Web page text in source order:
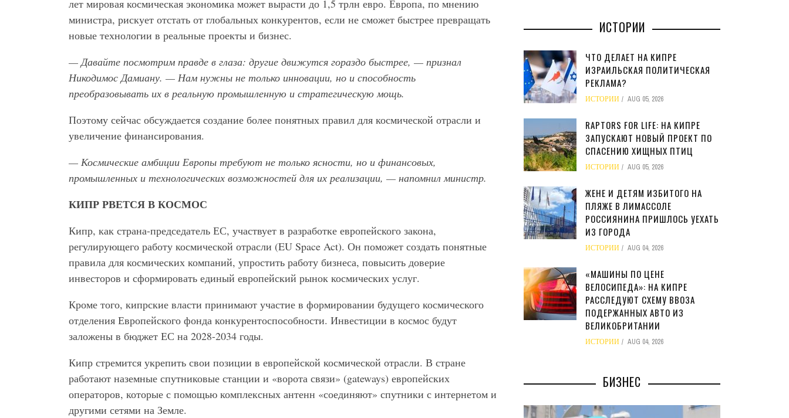
лет мировая космическая экономика может вырасти до 1,5 трлн евро. Европа, по мнению
министра, рискует отстать от глобальных конкурентов, если не сможет быстрее превращать
новые технологии в реальные проекты и бизнес.
— Давайте посмотрим правде в глаза: другие движутся гораздо быстрее, — признал
Никодимос Дамиану. — Нам нужны не только инновации, но и способность
преобразовывать их в реальную промышленную и стратегическую мощь.
Поэтому сейчас обсуждается создание более понятных правил для космической отрасли и
увеличение финансирования.
— Космические амбиции Европы требуют не только ясности, но и финансовых,
промышленных и технологических возможностей для их реализации, — напомнил министр.
КИПР РВЕТСЯ В КОСМОС
Кипр, как страна-председатель ЕС, участвует в разработке европейского закона,
регулирующего работу космической отрасли (EU Space Act). Он поможет создать понятные
правила для космических компаний, упростить работу бизнеса, повысить доверие
инвесторов и сформировать единый европейский рынок космических услуг.
Кроме того, кипрские власти принимают участие в формировании будущего космического
отделения Европейского фонда конкурентоспособности. Инвестиции в космос будут
заложены в бюджет ЕС на 2028-2034 годы.
Кипр стремится укрепить свои позиции в европейской космической отрасли. В стране
работают наземные спутниковые станции и «ворота связи» (gateways) европейских
операторов, которые с помощью комплексных антенн «соединяют» спутники с интернетом и
другими сетями на Земле.
ИСТОРИИ
ЧТО ДЕЛАЕТ НА КИПРЕ
ИЗРАИЛЬСКАЯ ПОЛИТИЧЕСКАЯ
РЕКЛАМА?
ИСТОРИИ AUG 05, 2026
RAPTORS FOR LIFE: НА КИПРЕ
ЗАПУСКАЮТ НОВЫЙ ПРОЕКТ ПО
СПАСЕНИЮ ХИЩНЫХ ПТИЦ
ИСТОРИИ AUG 05, 2026
ЖЕНЕ И ДЕТЯМ ИЗБИТОГО НА
ПЛЯЖЕ В ЛИМАССОЛЕ
РОССИЯНИНА ПРИШЛОСЬ УЕХАТЬ
ИЗ ГОРОДА
ИСТОРИИ AUG 04, 2026
«МАШИНЫ ПО ЦЕНЕ
ВЕЛОСИПЕДА»: НА КИПРЕ
РАССЛЕДУЮТ СХЕМУ ВВОЗА
ПОДЕРЖАННЫХ АВТО ИЗ
ВЕЛИКОБРИТАНИИ
ИСТОРИИ AUG 04, 2026
БИЗНЕС